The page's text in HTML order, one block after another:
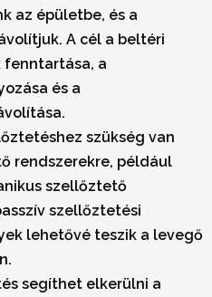
az épületbe, és a
A cél a beltéri
fenntartása, a
és a
szükség van
rendszerekre, például
szellőztető
szellőztetési
lehetővé teszik a levegő
segíthet elkerülni a